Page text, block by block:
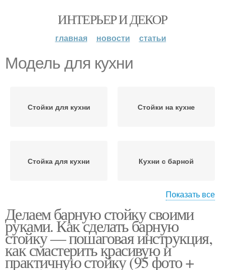
ИНТЕРЬЕР И ДЕКОР
главная новости статьи
Модель для кухни
Стойки для кухни Стойки на кухне
Стойка для кухни Кухни с барной
Классическая модель
Показать все
Делаем барную стойку своими
руками. Как сделать барную
стойку — пошаговая инструкция,
как смастерить красивую и
практичную стойку (95 фото +